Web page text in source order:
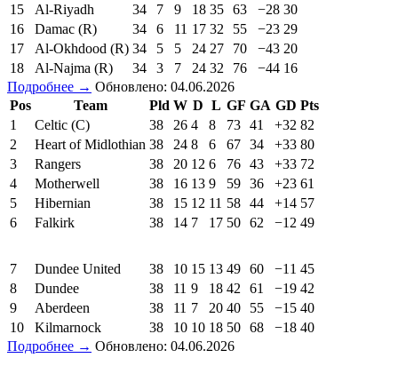
15
Al-Riyadh 34 7 9 18 35 63 −28 30
16
Damac (R) 34 6 11 17 32 55 −23 29
17
Al-Okhdood (R) 34 5 5 24 27 70 −43 20
18
Al-Najma (R) 34 3 7 24 32 76 −44 16
Подробнее → Обновлено: 04.06.2026
Pos
Team Pld W D L GF GA GD Pts
1
Celtic (C) 38 26 4 8 73 41 +32 82
2
Heart of Midlothian 38 24 8 6 67 34 +33 80
3
Rangers 38 20 12 6 76 43 +33 72
4
Motherwell 38 16 13 9 59 36 +23 61
5
Hibernian 38 15 12 11 58 44 +14 57
6
Falkirk 38 14 7 17 50 62 −12 49
7 Dundee United 38 10 15 13 49 60 −11 45
8
Dundee 38 11 9 18 42 61 −19 42
9
Aberdeen 38 11 7 20 40 55 −15 40
10
Kilmarnock 38 10 10 18 50 68 −18 40
Подробнее → Обновлено: 04.06.2026